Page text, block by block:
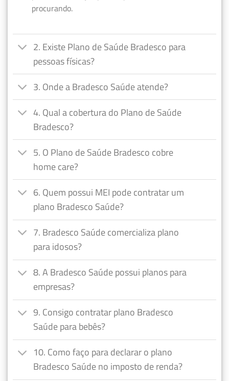
procurando.
2. Existe Plano de Saúde Bradesco para
pessoas físicas?
3. Onde a Bradesco Saúde atende?
4. Qual a cobertura do Plano de Saúde
Bradesco?
5. O Plano de Saúde Bradesco cobre
home care?
6. Quem possui MEI pode contratar um
plano Bradesco Saúde?
7. Bradesco Saúde comercializa plano
para idosos?
8. A Bradesco Saúde possui planos para
empresas?
9. Consigo contratar plano Bradesco
Saúde para bebês?
10. Como faço para declarar o plano
Bradesco Saúde no imposto de renda?